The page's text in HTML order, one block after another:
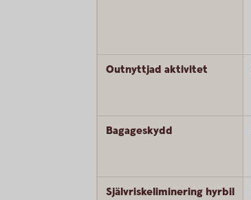
Outnyttjad aktivitet
Bagageskydd
Självriskeliminering hyrbil